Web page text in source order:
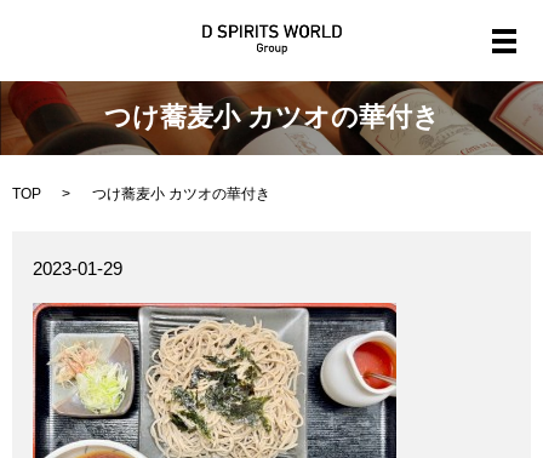
メ
つけ蕎麦小 カツオの華付き
TOP つけ蕎麦小 カツオの華付き
2023-01-29